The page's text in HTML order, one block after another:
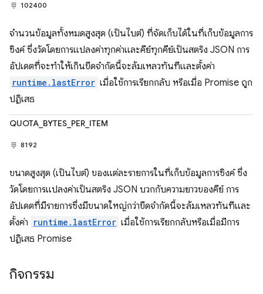
102400
จำนวนข้อมูลทั้งหมดสูงสุด (เป็นไบต์) ที่จัดเก็บได้ในที่เก็บข้อมูลการ
ซิงค์ ซึ่งวัดโดยการแปลงค่าทุกค่าและคีย์ทุกคีย์เป็นสตริง JSON การ
อัปเดตที่จะทำให้เกินขีดจำกัดนี้จะล้มเหลวทันทีและตั้งค่า
runtime.lastError เมื่อใช้การเรียกกลับ หรือเมื่อ Promise ถูก
ปฏิเสธ
QUOTA_BYTES_PER_ITEM
8192
ขนาดสูงสุด (เป็นไบต์) ของแต่ละรายการในที่เก็บข้อมูลการซิงค์ ซึ่ง
วัดโดยการแปลงค่าเป็นสตริง JSON บวกกับความยาวของคีย์ การ
อัปเดตที่มีรายการซึ่งมีขนาดใหญ่กว่าขีดจำกัดนี้จะล้มเหลวทันทีและ
ตั้งค่า runtime.lastError เมื่อใช้การเรียกกลับหรือเมื่อมีการ
ปฏิเสธ Promise
กิจกรรม